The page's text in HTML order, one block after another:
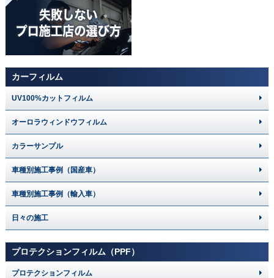
カーフィルム
UV100%カットフィルム
オーロラウィンドウフィルム
カラーサンプル
車種別施工事例（国産車）
車種別施工事例（輸入車）
日々の施工
プロテクションフィルム（PPF）
プロテクションフィルム